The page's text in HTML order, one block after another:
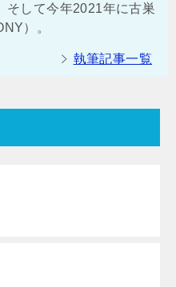
そして今年2021年に古巣
）。
執筆記事一覧